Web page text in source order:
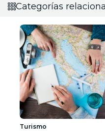
Categorías
Turismo